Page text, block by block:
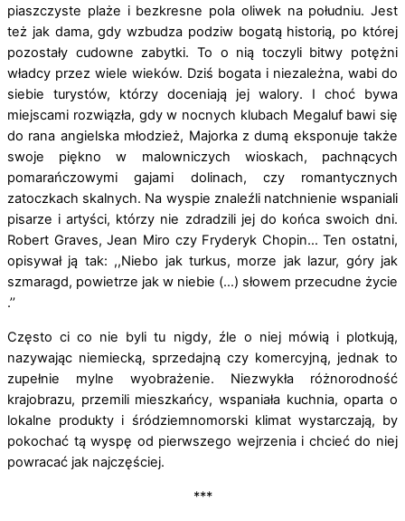
piaszczyste plaże i bezkresne pola oliwek na południu. Jest
też jak dama, gdy wzbudza podziw bogatą historią, po której
pozostały cudowne zabytki. To o nią toczyli bitwy potężni
władcy przez wiele wieków. Dziś bogata i niezależna, wabi do
siebie turystów, którzy doceniają jej walory. I choć bywa
miejscami rozwiązła, gdy w nocnych klubach Megaluf bawi się
do rana angielska młodzież, Majorka z dumą eksponuje także
swoje piękno w malowniczych wioskach, pachnących
pomarańczowymi gajami dolinach, czy romantycznych
zatoczkach skalnych. Na wyspie znaleźli natchnienie wspaniali
pisarze i artyści, którzy nie zdradzili jej do końca swoich dni.
Robert Graves, Jean Miro czy Fryderyk Chopin… Ten ostatni,
opisywał ją tak: ,,Niebo jak turkus, morze jak lazur, góry jak
szmaragd, powietrze jak w niebie (…) słowem przecudne życie
.’’
Często ci co nie byli tu nigdy, źle o niej mówią i plotkują,
nazywając niemiecką, sprzedajną czy komercyjną, jednak to
zupełnie mylne wyobrażenie. Niezwykła różnorodność
krajobrazu, przemili mieszkańcy, wspaniała kuchnia, oparta o
lokalne produkty i śródziemnomorski klimat wystarczają, by
pokochać tą wyspę od pierwszego wejrzenia i chcieć do niej
powracać jak najczęściej.
***